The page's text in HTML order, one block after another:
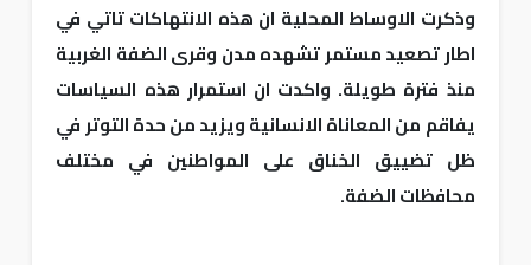
وذكرت الاوساط المحلية ان هذه الانتهاكات تاتي في
اطار تصعيد مستمر تشهده مدن وقرى الضفة الغربية
منذ فترة طويلة. واكدت ان استمرار هذه السياسات
يفاقم من المعاناة الانسانية ويزيد من حدة التوتر في
ظل تضييق الخناق على المواطنين في مختلف
محافظات الضفة.